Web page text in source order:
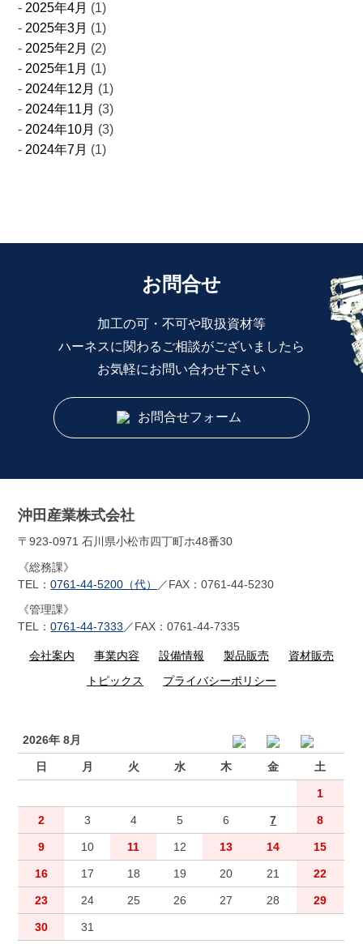
2025年4月 (1)
2025年3月 (1)
2025年2月 (2)
2025年1月 (1)
2024年12月 (1)
2024年11月 (3)
2024年10月 (3)
2024年7月 (1)
お問合せ
加工の可・不可や取扱資材等
ハーネスに関わるご相談がございましたら
お気軽にお問い合わせ下さい
お問合せフォーム
沖田産業株式会社
〒923-0971 石川県小松市四丁町ホ48番30
《総務課》
TEL：0761-44-5200（代） ／FAX：0761-44-5230
《管理課》
TEL：0761-44-7333／FAX：0761-44-7335
会社案内 事業内容 設備情報 製品販売
資材販売
トピックス
プライバシーポリシー
2026年 8月
日 月 火 水 木 金 土
1
2 3 4 5 6 7 8
9 10 11 12 13 14 15
16 17 18 19 20 21 22
23 24 25 26 27 28 29
30 31